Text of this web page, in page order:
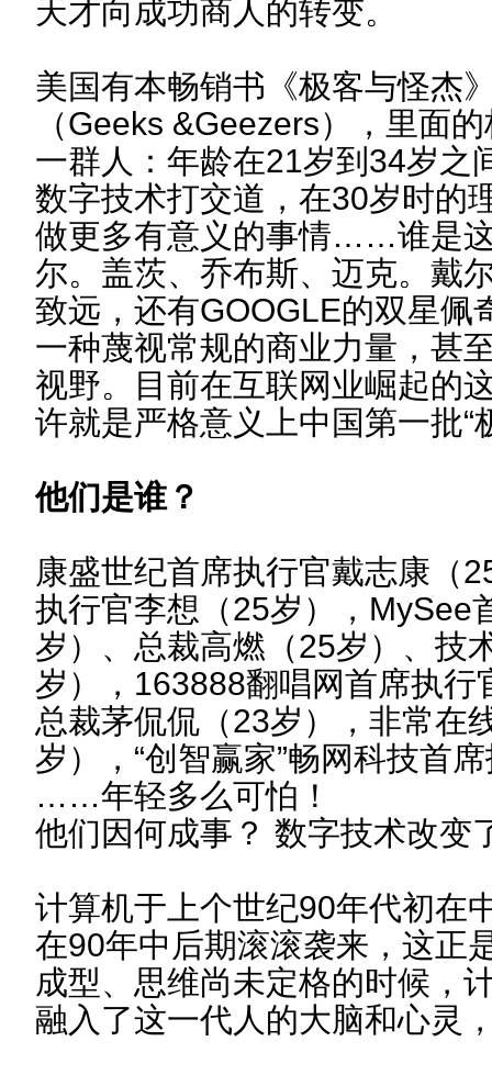
天才向成功商人的转变。
美国有本畅销书《极客与怪杰
（Geeks &Geezers），里面
一群人：年龄在21岁到34岁之
数字技术打交道，在30岁时的
做更多有意义的事情……谁是
尔。盖茨、乔布斯、迈克。戴
致远，还有GOOGLE的双星佩
一种蔑视常规的商业力量，甚
视野。目前在互联网业崛起的
许就是严格意义上中国第一批“
他们是谁？
康盛世纪首席执行官戴志康（
执行官李想（25岁），MySee
岁）、总裁高燃（25岁）、技
岁），163888翻唱网首席执行
总裁茅侃侃（23岁），非常在
岁），“创智赢家”畅网科技首
……年轻多么可怕！
他们因何成事？ 数字技术改变
计算机于上个世纪90年代初在
在90年中后期滚滚袭来，这正
成型、思维尚未定格的时候，
融入了这一代人的大脑和心灵